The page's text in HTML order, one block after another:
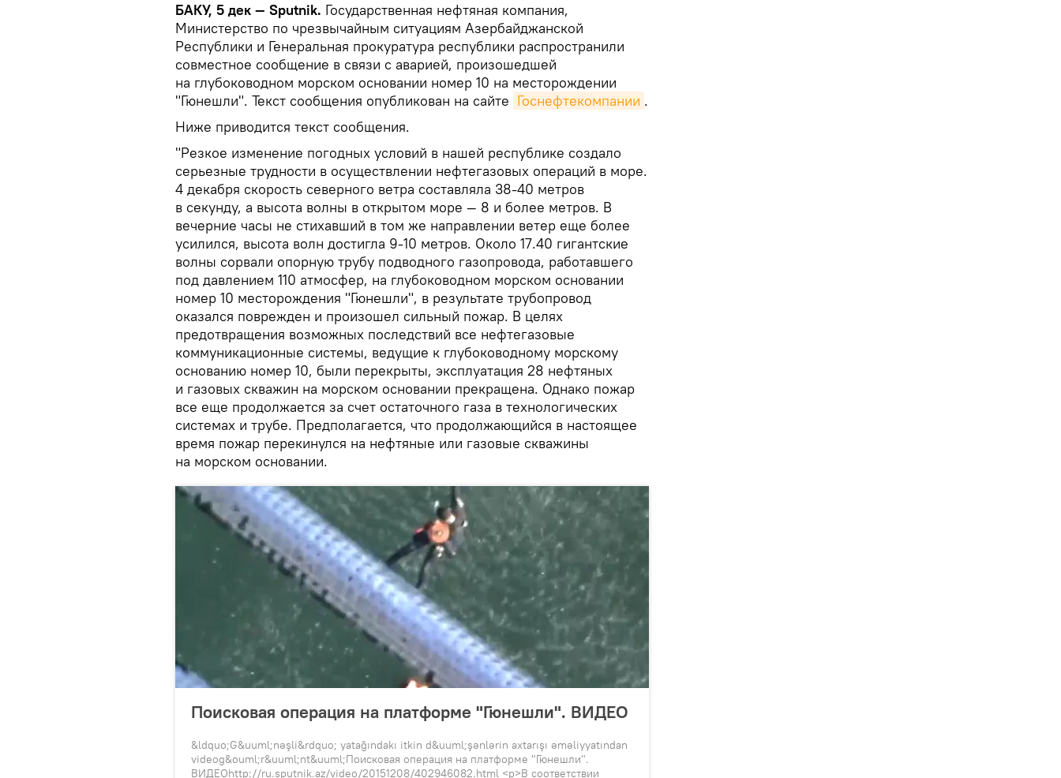
БАКУ, 5 дек — Sputnik. Государственная нефтяная компания,
Министерство по чрезвычайным ситуациям Азербайджанской
Республики и Генеральная прокуратура республики распространили
совместное сообщение в связи с аварией, произошедшей
на глубоководном морском основании номер 10 на месторождении
"Гюнешли". Текст сообщения опубликован на сайте Госнефтекомпании .
Ниже приводится текст сообщения.
"Резкое изменение погодных условий в нашей республике создало
серьезные трудности в осуществлении нефтегазовых операций в море.
4 декабря скорость северного ветра составляла 38-40 метров
в секунду, а высота волны в открытом море — 8 и более метров. В
вечерние часы не стихавший в том же направлении ветер еще более
усилился, высота волн достигла 9-10 метров. Около 17.40 гигантские
волны сорвали опорную трубу подводного газопровода, работавшего
под давлением 110 атмосфер, на глубоководном морском основании
номер 10 месторождения "Гюнешли", в результате трубопровод
оказался поврежден и произошел сильный пожар. В целях
предотвращения возможных последствий все нефтегазовые
коммуникационные системы, ведущие к глубоководному морскому
основанию номер 10, были перекрыты, эксплуатация 28 нефтяных
и газовых скважин на морском основании прекращена. Однако пожар
все еще продолжается за счет остаточного газа в технологических
системах и трубе. Предполагается, что продолжающийся в настоящее
время пожар перекинулся на нефтяные или газовые скважины
на морском основании.
Поисковая операция на платформе "Гюнешли". ВИДЕО
&ldquo;G&uuml;nəşli&rdquo; yatağındakı itkin d&uuml;şənlərin axtarışı əməliyyatından
videog&ouml;r&uuml;nt&uuml;Поисковая операция на платформе "Гюнешли".
ВИДЕОhttp://ru.sputnik.az/video/20151208/402946082.html <p>В соответствии